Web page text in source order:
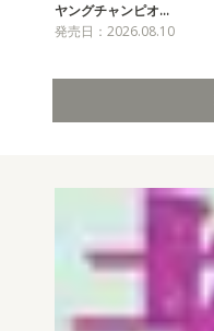
ヤングチャンピオ…
発売日：2026.08.10